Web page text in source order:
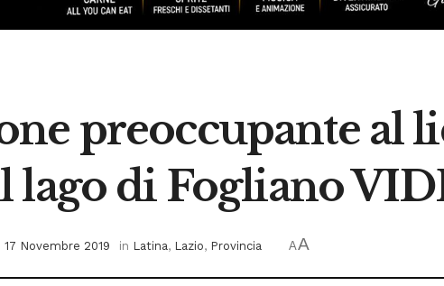
preoccupante al
lago di Fogliano
17 Novembre 2019 in Latina, Lazio, Provincia AA